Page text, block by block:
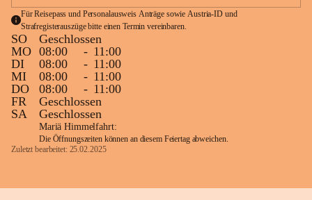
Für Reisepass und Personalausweis Anträge sowie Austria-ID und
Strafregisterauszüge bitte einen Termin vereinbaren.
SO
Geschlossen
MO 08:00 - 11:00
DI
08:00 - 11:00
MI
08:00 - 11:00
DO
08:00 - 11:00
FR
Geschlossen
SA
Geschlossen
Mariä Himmelfahrt:
Die Öffnungszeiten können an diesem Feiertag abweichen.
Zuletzt bearbeitet: 25.02.2025